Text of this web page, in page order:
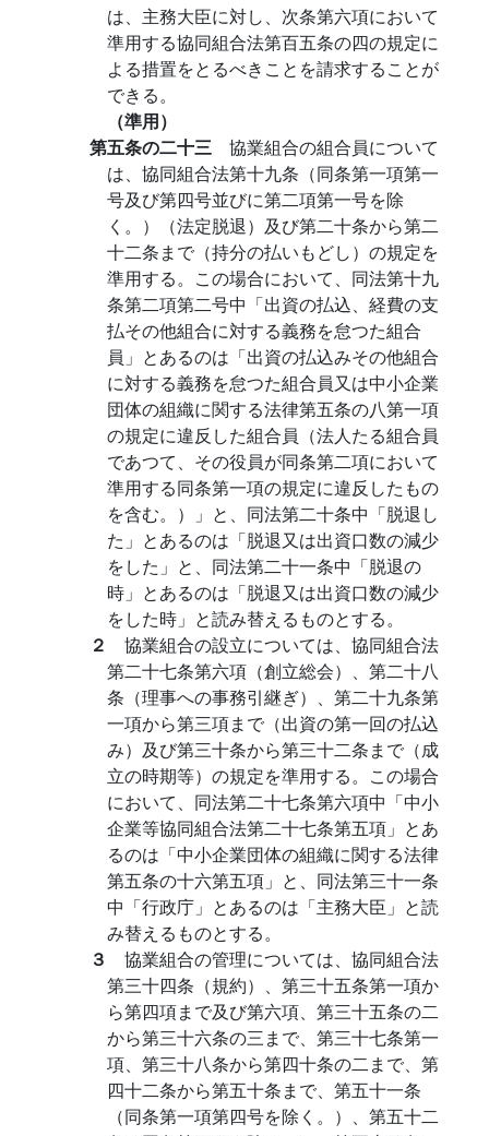
は、主務大臣に対し、次条第六項において
準用する協同組合法第百五条の四の規定に
よる措置をとるべきことを請求することが
できる。
（準用）
第五条の二十三 協業組合の組合員について
は、協同組合法第十九条（同条第一項第一
号及び第四号並びに第二項第一号を除
く。）（法定脱退）及び第二十条から第二
十二条まで（持分の払いもどし）の規定を
準用する。この場合において、同法第十九
条第二項第二号中「出資の払込、経費の支
払その他組合に対する義務を怠つた組合
員」とあるのは「出資の払込みその他組合
に対する義務を怠つた組合員又は中小企業
団体の組織に関する法律第五条の八第一項
の規定に違反した組合員（法人たる組合員
であつて、その役員が同条第二項において
準用する同条第一項の規定に違反したもの
を含む。）」と、同法第二十条中「脱退し
た」とあるのは「脱退又は出資口数の減少
をした」と、同法第二十一条中「脱退の
時」とあるのは「脱退又は出資口数の減少
をした時」と読み替えるものとする。
２ 協業組合の設立については、協同組合法
第二十七条第六項（創立総会）、第二十八
条（理事への事務引継ぎ）、第二十九条第
一項から第三項まで（出資の第一回の払込
み）及び第三十条から第三十二条まで（成
立の時期等）の規定を準用する。この場合
において、同法第二十七条第六項中「中小
企業等協同組合法第二十七条第五項」とあ
るのは「中小企業団体の組織に関する法律
第五条の十六第五項」と、同法第三十一条
中「行政庁」とあるのは「主務大臣」と読
み替えるものとする。
３ 協業組合の管理については、協同組合法
第三十四条（規約）、第三十五条第一項か
ら第四項まで及び第六項、第三十五条の二
から第三十六条の三まで、第三十七条第一
項、第三十八条から第四十条の二まで、第
四十二条から第五十条まで、第五十一条
（同条第一項第四号を除く。）、第五十二